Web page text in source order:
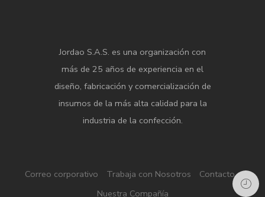
Jordao S.A.S. es una organización con
más de 25 años de experiencia en el
diseño, fabricación y comercialización de
insumos de la más alta calidad para la
industria de la confección.
Correo corporativo Trabaja con Nosotros
Contacto
Nuestra Compañía